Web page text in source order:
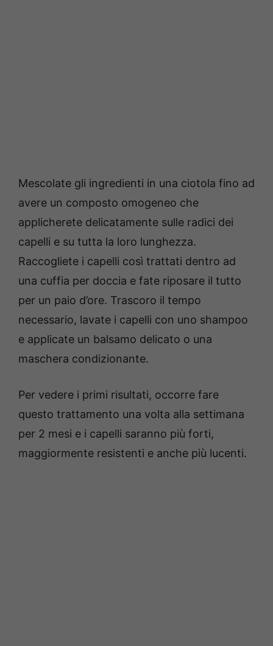
Mescolate gli ingredienti in una ciotola fino ad
avere un composto omogeneo che
applicherete delicatamente sulle radici dei
capelli e su tutta la loro lunghezza.
Raccogliete i capelli così trattati dentro ad
una cuffia per doccia e fate riposare il tutto
per un paio d’ore. Trascoro il tempo
necessario, lavate i capelli con uno shampoo
e applicate un balsamo delicato o una
maschera condizionante.
Per vedere i primi risultati, occorre fare
questo trattamento una volta alla settimana
per 2 mesi e i capelli saranno più forti,
maggiormente resistenti e anche più lucenti.